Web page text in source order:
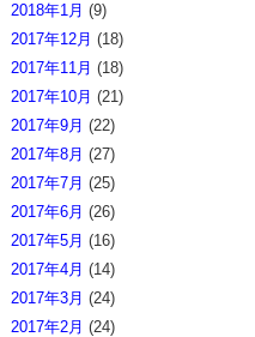
2018年1月 (9)
2017年12月 (18)
2017年11月 (18)
2017年10月 (21)
2017年9月 (22)
2017年8月 (27)
2017年7月 (25)
2017年6月 (26)
2017年5月 (16)
2017年4月 (14)
2017年3月 (24)
2017年2月 (24)